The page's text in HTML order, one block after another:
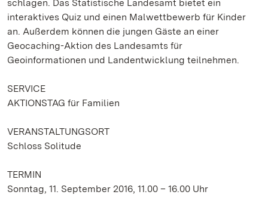
schlagen. Das Statistische Landesamt bietet ein
interaktives Quiz und einen Malwettbewerb für Kinder
an. Außerdem können die jungen Gäste an einer
Geocaching-Aktion des Landesamts für
Geoinformationen und Landentwicklung teilnehmen.
SERVICE
AKTIONSTAG für Familien
VERANSTALTUNGSORT
Schloss Solitude
TERMIN
Sonntag, 11. September 2016, 11.00 – 16.00 Uhr